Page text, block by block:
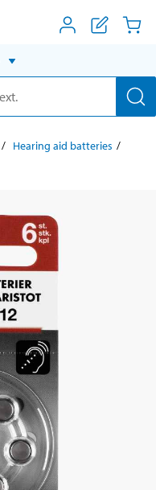
Hearing aid batteries